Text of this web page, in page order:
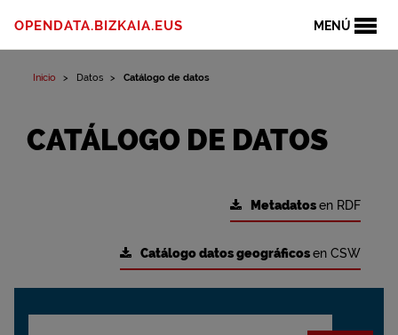
MENÚ
OPENDATA.BIZKAIA.EUS
Inicio Datos Catálogo de datos
CATÁLOGO DE DATOS
Metadatosen RDF
Catálogo datos geográficosen CSW